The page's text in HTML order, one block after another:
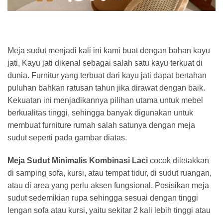
Meja sudut menjadi kali ini kami buat dengan bahan kayu
jati, Kayu jati dikenal sebagai salah satu kayu terkuat di
dunia. Furnitur yang terbuat dari kayu jati dapat bertahan
puluhan bahkan ratusan tahun jika dirawat dengan baik.
Kekuatan ini menjadikannya pilihan utama untuk mebel
berkualitas tinggi, sehingga banyak digunakan untuk
membuat furniture rumah salah satunya dengan meja
sudut seperti pada gambar diatas.
Meja Sudut Minimalis Kombinasi Laci cocok diletakkan
di samping sofa, kursi, atau tempat tidur, di sudut ruangan,
atau di area yang perlu aksen fungsional. Posisikan meja
sudut sedemikian rupa sehingga sesuai dengan tinggi
lengan sofa atau kursi, yaitu sekitar 2 kali lebih tinggi atau